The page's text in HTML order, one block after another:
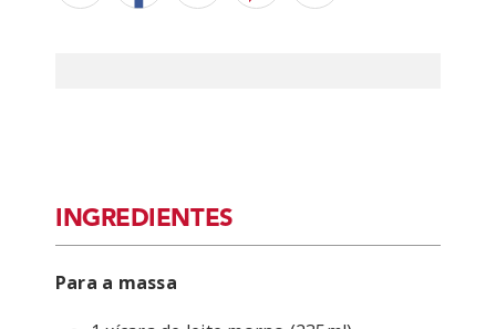
INGREDIENTES
Para a massa